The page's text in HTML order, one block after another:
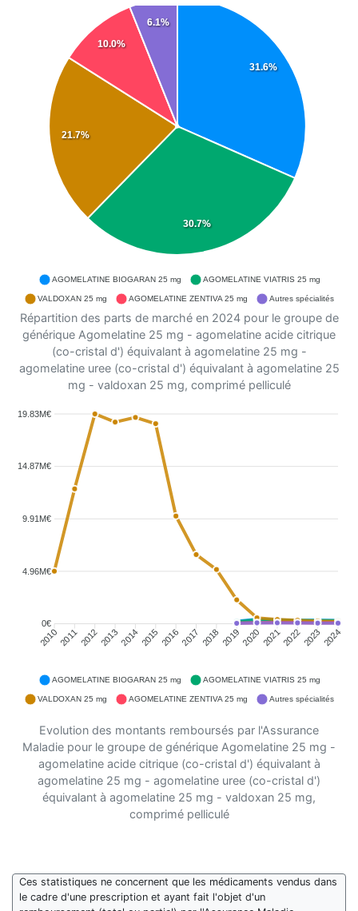
31.6%
30.7%
21.7%
10.0%
6.1%
AGOMELATINE BIOGARAN 25 mg AGOMELATINE VIATRIS 25 mg
VALDOXAN 25 mg AGOMELATINE ZENTIVA 25 mg Autres spécialités
Répartition des parts de marché en 2024 pour le groupe de
générique Agomelatine 25 mg - agomelatine acide citrique
(co-cristal d') équivalant à agomelatine 25 mg -
agomelatine uree (co-cristal d') équivalant à agomelatine 25
mg - valdoxan 25 mg, comprimé pelliculé
19.83M€
14.87M€
9.91M€
4.96M€
0€
201020112012201320142015 20162017 2018 20192020 202120222023 2024
AGOMELATINE BIOGARAN 25 mg AGOMELATINE VIATRIS 25 mg
VALDOXAN 25 mg AGOMELATINE ZENTIVA 25 mg Autres spécialités
Evolution des montants remboursés par l'Assurance
Maladie pour le groupe de générique Agomelatine 25 mg -
agomelatine acide citrique (co-cristal d') équivalant à
agomelatine 25 mg - agomelatine uree (co-cristal d')
équivalant à agomelatine 25 mg - valdoxan 25 mg,
comprimé pelliculé
Ces statistiques ne concernent que les médicaments vendus dans
le cadre d'une prescription et ayant fait l'objet d'un